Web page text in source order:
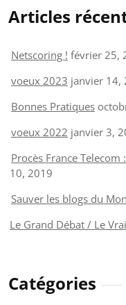
Articles
Netscoring ! février 25,
voeux 2023 janvier 14,
Bonnes Pratiques
voeux 2022 janvier 3,
Procès France
10, 2019
Sauver les blogs du
Le Grand Débat / Le
Catégories